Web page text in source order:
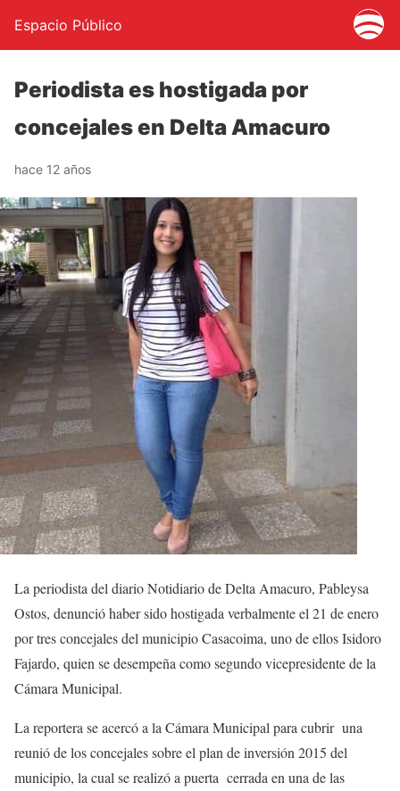
Espacio Público
Periodista es hostigada por
concejales en Delta Amacuro
hace 12 años
La periodista del diario Notidiario de Delta Amacuro, Pableysa
Ostos, denunció haber sido hostigada verbalmente el 21 de enero
por tres concejales del municipio Casacoima, uno de ellos Isidoro
Fajardo, quien se desempeña como segundo vicepresidente de la
Cámara Municipal.
La reportera se acercó a la Cámara Municipal para cubrir una
reunió de los concejales sobre el plan de inversión 2015 del
municipio, la cual se realizó a puerta cerrada en una de las